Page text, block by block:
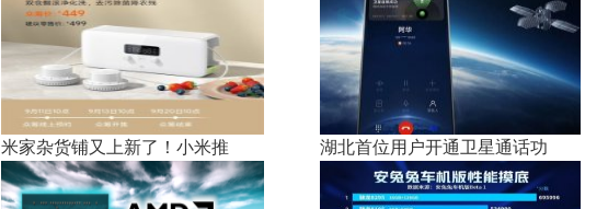
米家杂货铺又上新了！小米推 湖北首位用户开通卫星通话功